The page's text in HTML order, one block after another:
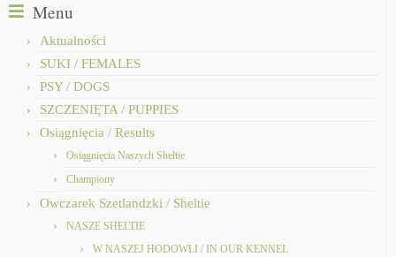
Menu
Aktualności
SUKI / FEMALES
PSY / DOGS
SZCZENIĘTA / PUPPIES
Osiągnięcia / Results
Osiągnięcia Naszych Sheltie
Championy
Owczarek Szetlandzki / Sheltie
NASZE SHELTIE
W NASZEJ HODOWLI / IN OUR KENNEL